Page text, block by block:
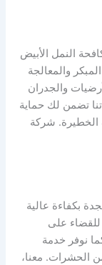
النمل الأبيض
والمعالجة
والجدران
تضمن لك حماية
الخطيرة. شركة
بكفاءة عالية
على
نوفر خدمة
الحشرات. معنا،